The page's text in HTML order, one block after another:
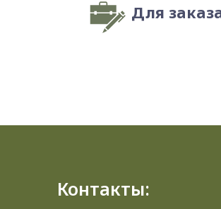
Для
Контакты: